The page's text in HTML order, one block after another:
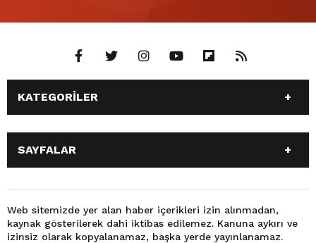
KATEGORİLER
ANASAYFA
GÜNDEM
SİYASET
SPOR
EKONOMİ
TEKNOLOJİ
3. SAYFA
BÜYÜKŞEHİR BELEDİYESİ
DÜNYA
FOTO GALERİ
KÜLTÜR SANAT
SAYFALAR
SİYASET
EĞİTİM
SPOR
EKONOMİ
Web sitemizde yer alan haber içerikleri izin alınmadan,
kaynak gösterilerek dahi iktibas edilemez. Kanuna aykırı ve
izinsiz olarak kopyalanamaz, başka yerde yayınlanamaz.